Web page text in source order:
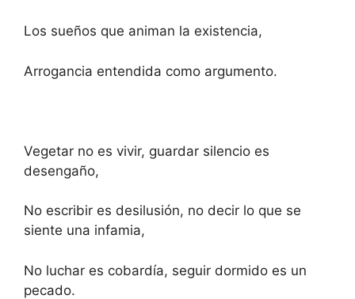
Los sueños que animan la existencia,
Arrogancia entendida como argumento.
Vegetar no es vivir, guardar silencio es
desengaño,
No escribir es desilusión, no decir lo que se
siente una infamia,
No luchar es cobardía, seguir dormido es un
pecado.